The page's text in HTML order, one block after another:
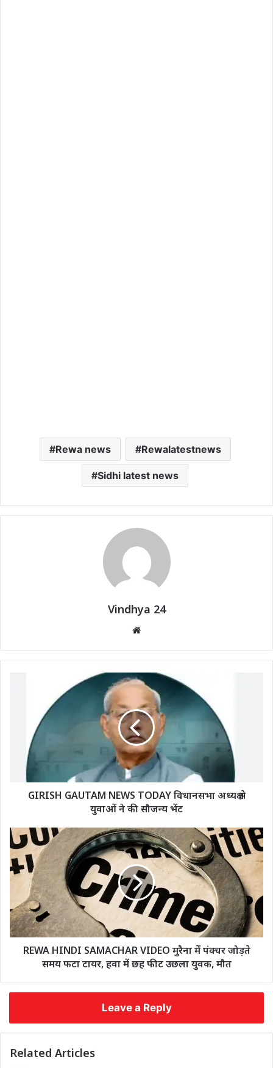
Rewa news Rewalatestnews
Sidhi latest news
Vindhya 24
GIRISH GAUTAM NEWS TODAY विधानसभा अध्यक्ष से
युवाओं ने की सौजन्य भेंट
REWA HINDI SAMACHAR VIDEO मुरैना में पंक्चर जोड़ते
समय फटा टायर, हवा में छह फीट उछला युवक, मौत
Leave a Reply
Related Articles